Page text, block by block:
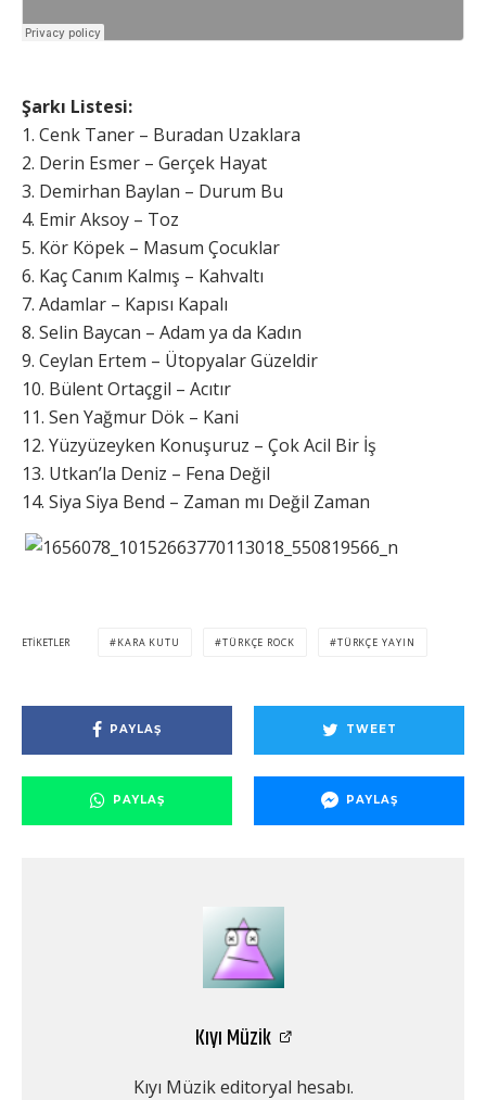
Şarkı Listesi:
1. Cenk Taner – Buradan Uzaklara
2. Derin Esmer – Gerçek Hayat
3. Demirhan Baylan – Durum Bu
4. Emir Aksoy – Toz
5. Kör Köpek – Masum Çocuklar
6. Kaç Canım Kalmış – Kahvaltı
7. Adamlar – Kapısı Kapalı
8. Selin Baycan – Adam ya da Kadın
9. Ceylan Ertem – Ütopyalar Güzeldir
10. Bülent Ortaçgil – Acıtır
11. Sen Yağmur Dök – Kani
12. Yüzyüzeyken Konuşuruz – Çok Acil Bir İş
13. Utkan’la Deniz – Fena Değil
14. Siya Siya Bend – Zaman mı Değil Zaman
ETIKETLER KARA KUTU TÜRKÇE ROCK TÜRKÇE YAYIN
PAYLAŞ TWEET
PAYLAŞ PAYLAŞ
Kıyı Müzik
Kıyı Müzik editoryal hesabı.